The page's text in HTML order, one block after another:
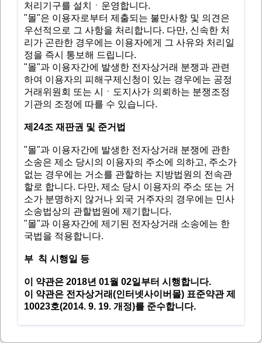
처리기구를 설치ㆍ운영합니다.
"몰"은 이용자로부터 제출되는 불만사항 및 의견은
우선적으로 그 사항을 처리합니다. 다만, 신속한 처
리가 곤란한 경우에는 이용자에게 그 사유와 처리일
정을 즉시 통보해 드립니다.
"몰"과 이용자간에 발생한 전자상거래 분쟁과 관련
하여 이용자의 피해구제신청이 있는 경우에는 공정
거래위원회 또는 시ㆍ도지사가 의뢰하는 분쟁조정
기관의 조정에 따를 수 있습니다.
제24조 재판권 및 준거법
"몰"과 이용자간에 발생한 전자상거래 분쟁에 관한
소송은 제소 당시의 이용자의 주소에 의하고, 주소가
없는 경우에는 거소를 관할하는 지방법원의 전속관
할로 합니다. 다만, 제소 당시 이용자의 주소 또는 거
소가 분명하지 않거나 외국 거주자의 경우에는 민사
소송법상의 관할법원에 제기합니다.
"몰"과 이용자간에 제기된 전자상거래 소송에는 한
국법을 적용합니다.
부 칙 시행일 등
이 약관은 2018년 01월 02일부터 시행합니다.
이 약관은 전자상거래(인터넷사이버몰) 표준약관 제
10023호(2014. 9. 19. 개정)를 준수합니다.